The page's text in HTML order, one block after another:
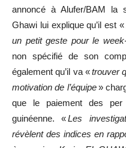
annoncé à Alufer/BAM la
Ghawi lui explique qu’il est «
un petit geste pour le
non spécifié de son
également qu’il va «trouver
motivation de l’équipe»
que le paiement des
guinéenne. «Les
révèlent des indices en